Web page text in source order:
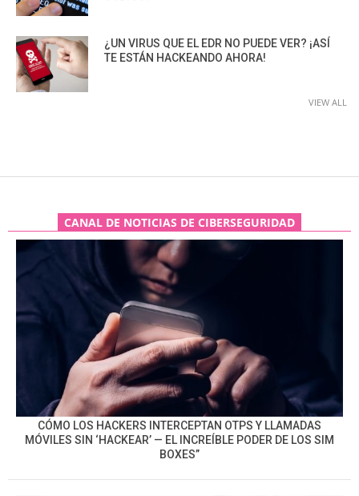
¿UN VIRUS QUE EL EDR NO PUEDE VER? ¡ASÍ
TE ESTÁN HACKEANDO AHORA!
VIEW ALL
CANAL DE NOTICIAS DE CIBERSEGURIDAD
CÓMO LOS HACKERS INTERCEPTAN OTPS Y LLAMADAS
MÓVILES SIN ‘HACKEAR’ — EL INCREÍBLE PODER DE LOS SIM
BOXES”